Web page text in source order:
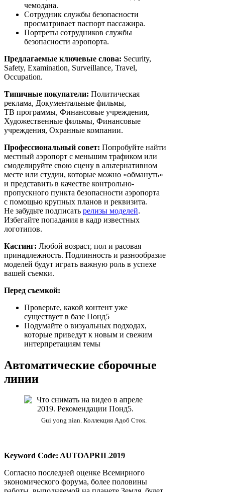
чемодана.
Сотрудник службы безопасности
просматривает паспорт пассажира.
Портреты сотрудников службы
безопасности аэропорта.
Предлагаемые ключевые слова: Security,
Safety, Examination, Surveillance, Travel,
Occupation.
Типичные покупатели: Политическая
реклама, Документальные фильмы,
ТВ программы, Финансовые учреждения,
Художественные фильмы, Финансовые
учреждения, Охранные компании.
Профессиональный совет: Попробуйте найти
местный аэропорт с меньшим трафиком или
смоделируйте свою сцену в альтернативном
месте или студии, которые можно «обмануть»
и представить в качестве контрольно-
пропускного пункта безопасности аэропорта
с помощью крупных планов и реквизита.
Не забудьте подписать релизы моделей.
Избегайте попадания в кадр известных
логотипов.
Кастинг: Любой возраст, пол и расовая
принадлежность. Подлинность и разнообразие
моделей будут играть важную роль в успехе
вашей съемки.
Перед съемкой:
Проверьте, какой контент уже
существует в базе Понд5
Подумайте о визуальных подходах,
которые приведут к новым и свежим
интерпретациям темы
Автоматические сборочные
линии
Gui yong nian. Коллекция Адоб Сток.
Keyword Code: AUTOAPRIL2019
Согласно последней оценке Всемирного
экономического форума, более половины